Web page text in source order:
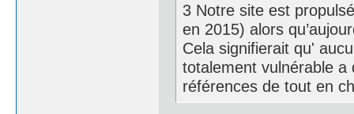
3 Notre site est
en 2015) alors
Cela signifierait qu'
totalement vulnérable
références de tout en